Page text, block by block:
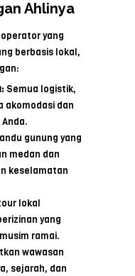
Ahlinya
yang
berbasis lokal,
Semua logistik,
akomodasi dan
gunung yang
medan dan
keselamatan
lokal
yang
ramai.
wawasan
sejarah, dan